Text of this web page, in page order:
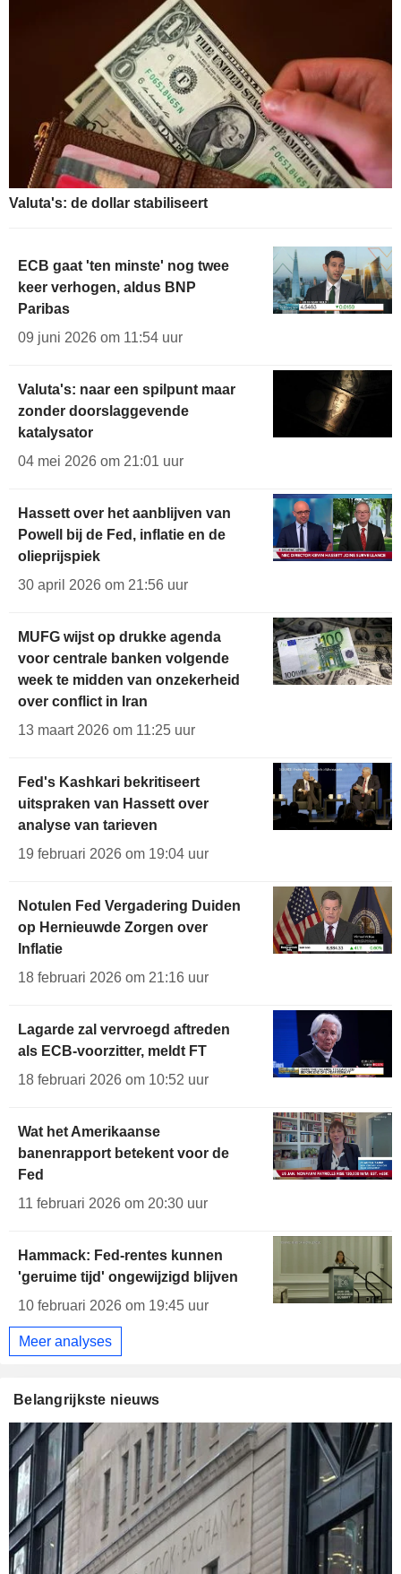
Valuta's: de dollar stabiliseert
ECB gaat 'ten minste' nog twee
keer verhogen, aldus BNP
Paribas
09 juni 2026 om 11:54 uur
Valuta's: naar een spilpunt maar
zonder doorslaggevende
katalysator
04 mei 2026 om 21:01 uur
Hassett over het aanblijven van
Powell bij de Fed, inflatie en de
olieprijspiek
30 april 2026 om 21:56 uur
MUFG wijst op drukke agenda
voor centrale banken volgende
week te midden van onzekerheid
over conflict in Iran
13 maart 2026 om 11:25 uur
Fed's Kashkari bekritiseert
uitspraken van Hassett over
analyse van tarieven
19 februari 2026 om 19:04 uur
Notulen Fed Vergadering Duiden
op Hernieuwde Zorgen over
Inflatie
18 februari 2026 om 21:16 uur
Lagarde zal vervroegd aftreden
als ECB-voorzitter, meldt FT
18 februari 2026 om 10:52 uur
Wat het Amerikaanse
banenrapport betekent voor de
Fed
11 februari 2026 om 20:30 uur
Hammack: Fed-rentes kunnen
'geruime tijd' ongewijzigd blijven
10 februari 2026 om 19:45 uur
Meer analyses
Belangrijkste nieuws